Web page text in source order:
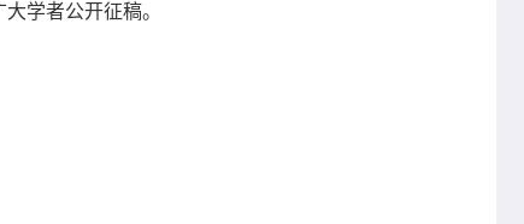
学者公开征稿。